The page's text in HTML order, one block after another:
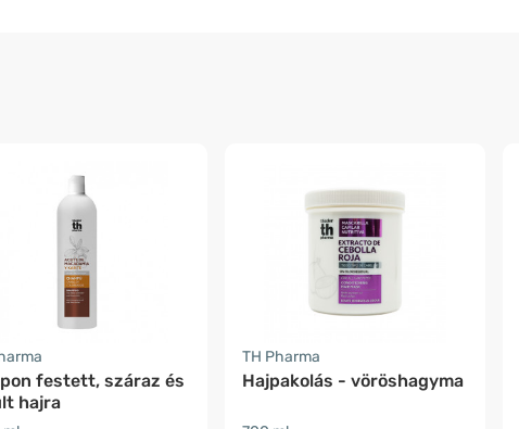
festett, száraz és
hajra
TH Pharma
Hajpakolás - vöröshagyma